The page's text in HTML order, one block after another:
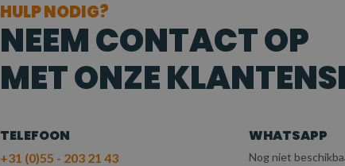
HULP NODIG?
NEEM CONTACT OP
MET ONZE
TELEFOON
+31 (0)55 - 203 21 43
WHATSAPP
Nog niet